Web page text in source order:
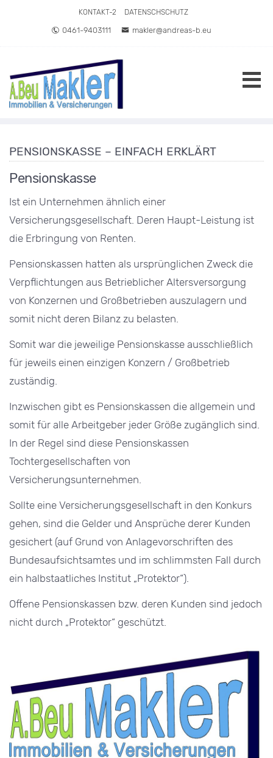
Direkt zum Inhalt springen
KONTAKT-2 DATENSCHSCHUTZ
0461-9403111 makler@andreas-b.eu
PENSIONSKASSE – EINFACH ERKLÄRT
Pensionskasse
Ist ein Unternehmen ähnlich einer
Versicherungsgesellschaft. Deren Haupt-Leistung ist
die Erbringung von Renten.
Pensionskassen hatten als ursprünglichen Zweck die
Verpflichtungen aus Betrieblicher Altersversorgung
von Konzernen und Großbetrieben auszulagern und
somit nicht deren Bilanz zu belasten.
Somit war die jeweilige Pensionskasse ausschließlich
für jeweils einen einzigen Konzern / Großbetrieb
zuständig.
Inzwischen gibt es Pensionskassen die allgemein und
somit für alle Arbeitgeber jeder Größe zugänglich sind.
In der Regel sind diese Pensionskassen
Tochtergesellschaften von
Versicherungsunternehmen.
Sollte eine Versicherungsgesellschaft in den Konkurs
gehen, sind die Gelder und Ansprüche derer Kunden
gesichert (auf Grund von Anlagevorschriften des
Bundesaufsichtsamtes und im schlimmsten Fall durch
ein halbstaatliches Institut „Protektor“).
Offene Pensionskassen bzw. deren Kunden sind jedoch
nicht durch „Protektor“ geschützt.